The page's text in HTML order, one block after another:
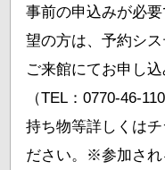
事前の申込みが必要
望の方は、予約シス
ご来館にてお申し込
（TEL：0770-46-
持ち物等詳しくはチ
ださい。※参加され